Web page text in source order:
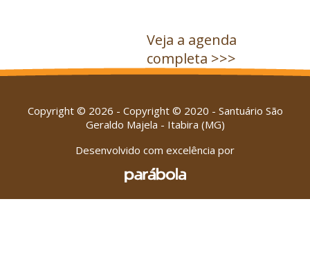
Veja a agenda
completa >>>
Copyright © 2026 - Copyright © 2020 - Santuário São
Geraldo Majela - Itabira (MG)
Desenvolvido com excelência por